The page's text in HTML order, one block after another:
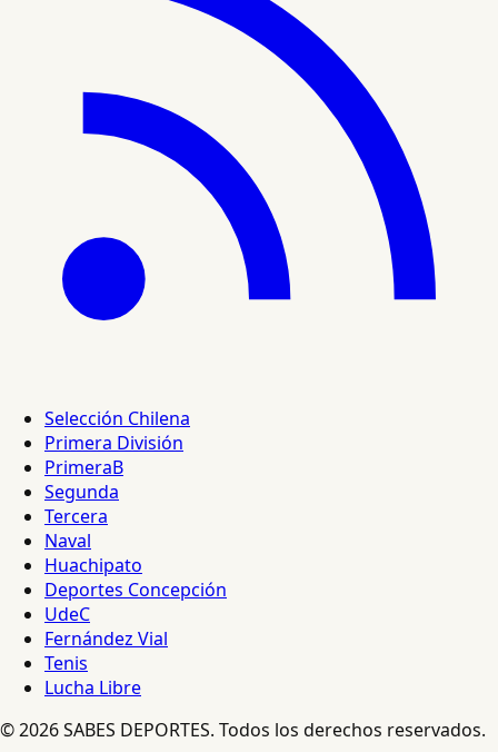
Selección Chilena
Primera División
PrimeraB
Segunda
Tercera
Naval
Huachipato
Deportes Concepción
UdeC
Fernández Vial
Tenis
Lucha Libre
© 2026 SABES DEPORTES. Todos los derechos reservados.